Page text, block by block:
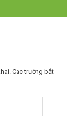
Các trường bắt